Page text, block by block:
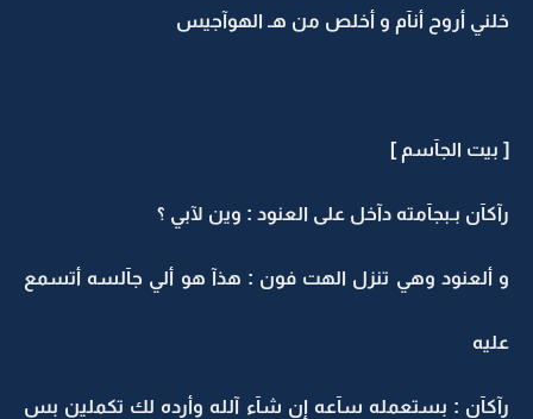
خلني أروح أنآم و أخلص من هـ الهوآجيس
[ بيت الجآسم ]
رآكآن بـبجآمته دآخل على العنود : وين لآبي ؟
و ألعنود وهي تنزل الهت فون : هذآ هو ألي جآلسه أتسمع
عليه
رآكآن : بستعمله سآعه إن شآء آلله وأرده لك تكملين بس